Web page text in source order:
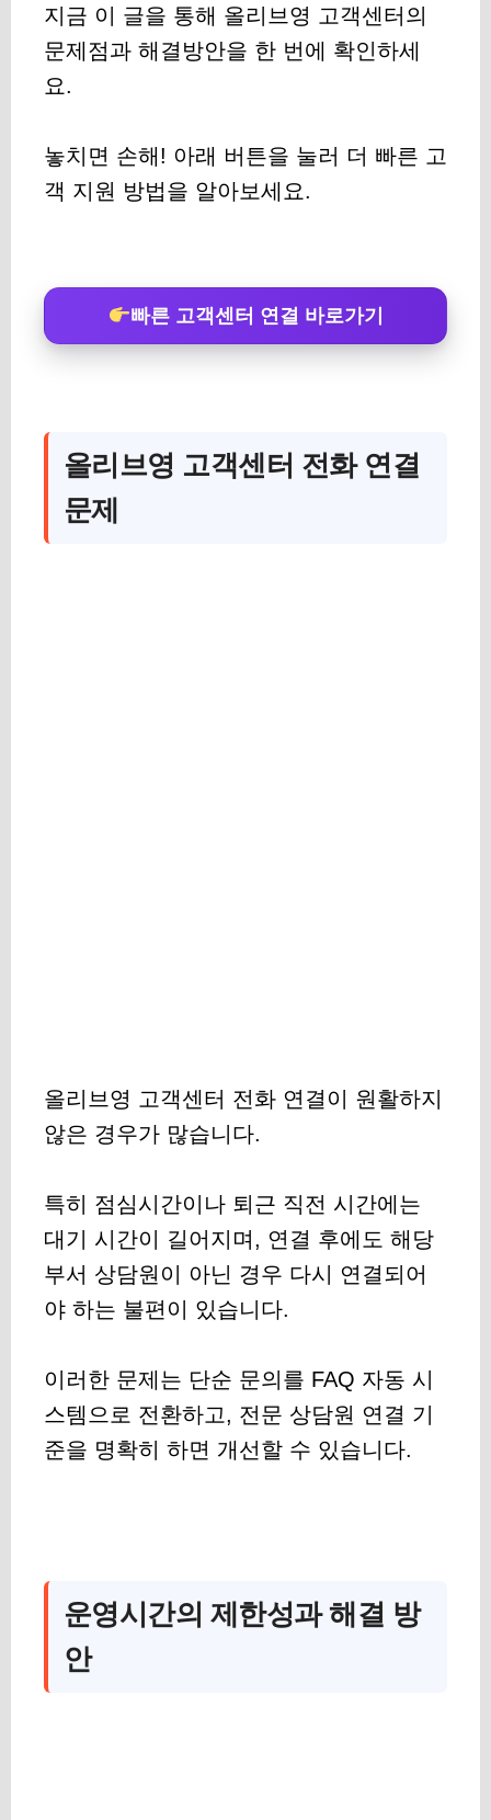
지금 이 글을 통해 올리브영 고객센터의
문제점과 해결방안을 한 번에 확인하세
요.
놓치면 손해! 아래 버튼을 눌러 더 빠른 고
객 지원 방법을 알아보세요.
빠른 고객센터 연결 바로가기
올리브영 고객센터 전화 연결
문제
올리브영 고객센터 전화 연결이 원활하지
않은 경우가 많습니다.
특히 점심시간이나 퇴근 직전 시간에는
대기 시간이 길어지며, 연결 후에도 해당
부서 상담원이 아닌 경우 다시 연결되어
야 하는 불편이 있습니다.
이러한 문제는 단순 문의를 FAQ 자동 시
스템으로 전환하고, 전문 상담원 연결 기
준을 명확히 하면 개선할 수 있습니다.
운영시간의 제한성과 해결 방
안